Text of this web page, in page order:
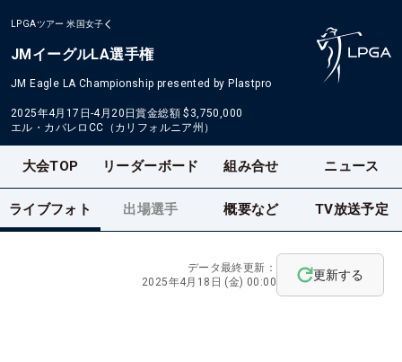
LPGAツアー 米国女子
JMイーグルLA選手権
JM Eagle LA Championship presented by Plastpro
2025年4月17日-4月20日賞金総額 $3,750,000
エル・カバレロCC（カリフォルニア州）
大会TOP リーダーボード 組み合せ ニュース
ライブフォト 出場選手 概要など TV放送予定
データ最終更新：
2025年4月18日 (金) 00:00
更新する